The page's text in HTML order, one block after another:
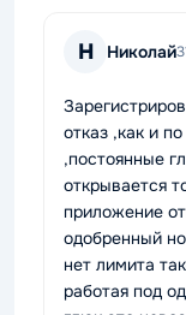
Н Николай
отказ ,как и
,постоянные
открывается
приложение
одобренный
нет лимита
работая под